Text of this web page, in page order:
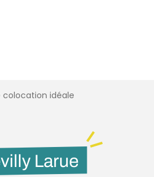
colocation idéale
Larue